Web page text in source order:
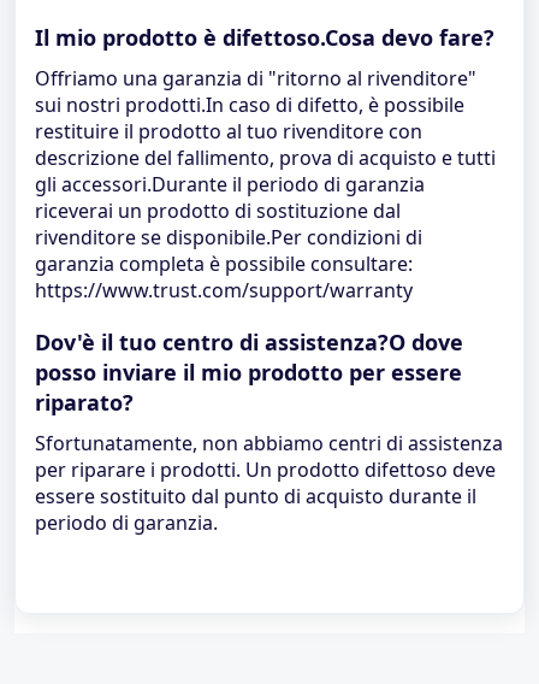
Il mio prodotto è difettoso.Cosa devo fare?
Offriamo una garanzia di "ritorno al rivenditore"
sui nostri prodotti.In caso di difetto, è possibile
restituire il prodotto al tuo rivenditore con
descrizione del fallimento, prova di acquisto e tutti
gli accessori.Durante il periodo di garanzia
riceverai un prodotto di sostituzione dal
rivenditore se disponibile.Per condizioni di
garanzia completa è possibile consultare:
https://www.trust.com/support/warranty
Dov'è il tuo centro di assistenza?O dove
posso inviare il mio prodotto per essere
riparato?
Sfortunatamente, non abbiamo centri di assistenza
per riparare i prodotti. Un prodotto difettoso deve
essere sostituito dal punto di acquisto durante il
periodo di garanzia.